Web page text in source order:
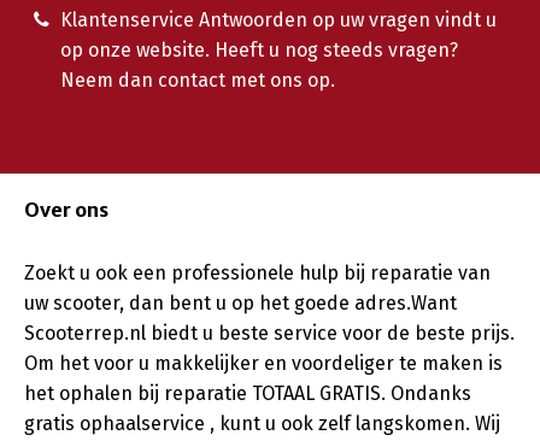
Klantenservice Antwoorden op uw vragen vindt u
op onze website. Heeft u nog steeds vragen?
Neem dan contact met ons op.
Over ons
Zoekt u ook een professionele hulp bij reparatie van
uw scooter, dan bent u op het goede adres.Want
Scooterrep.nl biedt u beste service voor de beste prijs.
Om het voor u makkelijker en voordeliger te maken is
het ophalen bij reparatie TOTAAL GRATIS. Ondanks
gratis ophaalservice , kunt u ook zelf langskomen. Wij